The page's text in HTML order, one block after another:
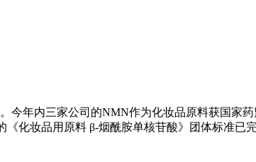
今年内三家公司的NMN作为化妆品原料获国家
化妆品用原料 β-烟酰胺单核苷酸》团体标准已